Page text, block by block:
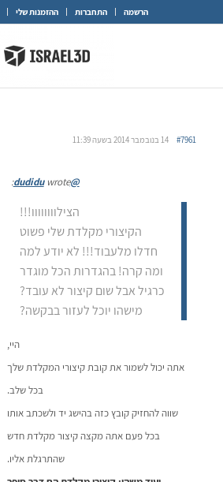
הרשמה התחברות ההזמנות שלי
14 בנובמבר 2014 בשעה 11:39 #7961
@dudidu
wrote:
הצילוווווווו!!!
הקיצורי מקלדת שלי פשוט
חדלו מלעבוד!!! לא יודע למה
ומה קרה! בהגדרות הכל מוגדר
כרגיל אבל שום קיצור לא עובד?
מישהו יוכל לעזור בבקשה?
היי,
אתה יכול לשמור את קובת קיצורי המקלדת שלך
בכל שלב.
שווה להחזיק קובץ כזה בהישג יד ולשכתב אותו
בכל פעם אתה מקצה קיצור מקלדת חדש
שהתרגלת אליו.